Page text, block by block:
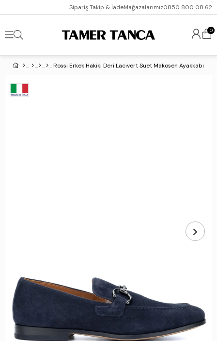
Sipariş Takip & İadeMağazalarımız0850 800 08 62
0
Rossi Erkek Hakiki Deri Lacivert Süet Makosen Ayakkabı